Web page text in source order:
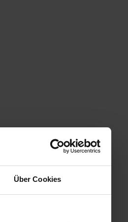
Über Cookies